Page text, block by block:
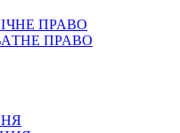
ПРАВО
ПРАВО